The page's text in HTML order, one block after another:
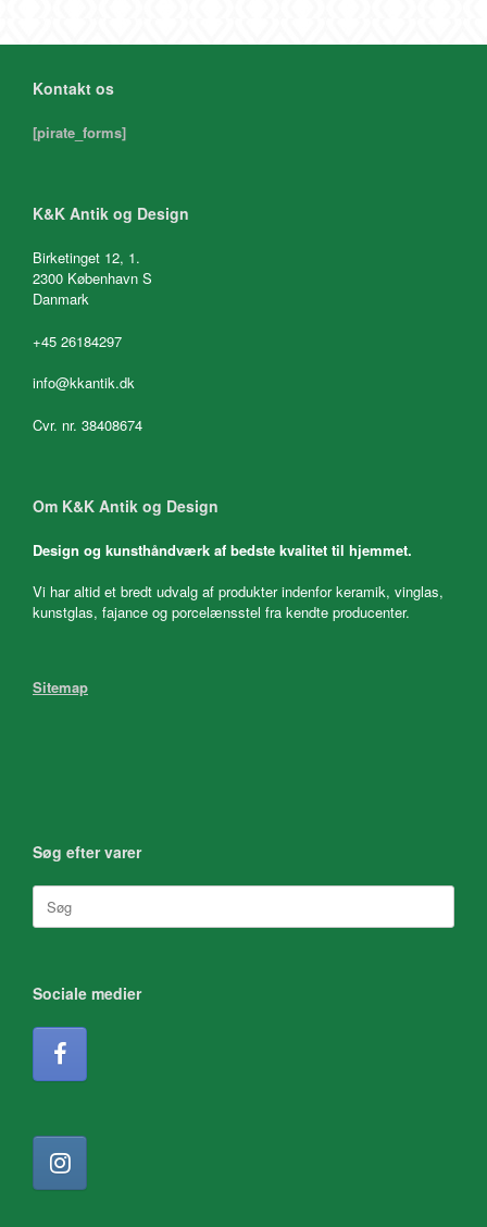
Kontakt os
[pirate_forms]
K&K Antik og Design
Birketinget 12, 1.
2300 København S
Danmark
+45 26184297
info@kkantik.dk
Cvr. nr. 38408674
Om K&K Antik og Design
Design og kunsthåndværk af bedste kvalitet til hjemmet.
Vi har altid et bredt udvalg af produkter indenfor keramik, vinglas,
kunstglas, fajance og porcelænsstel fra kendte producenter.
Sitemap
Søg efter varer
efter:
Sociale medier